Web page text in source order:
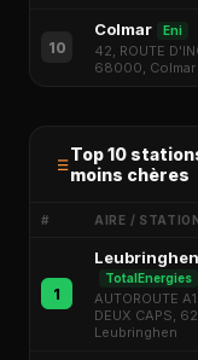
10
Colmar Eni
42, ROUTE
68000, Colmar
Top 10
moins chères
# AIRE /
1
Leubringhen
TotalEnergies
AUTOROUTE
DEUX CAPS,
Leubringhen